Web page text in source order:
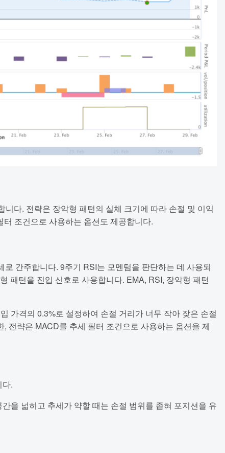
다. 전략은 장악형 패턴의 실체 크기에 따라 손절 및 이익
조건으로 사용하는 옵션도 제공합니다.
간주합니다. 9주기 RSI는 모멘텀을 판단하는 데 사용되
패턴을 진입 신호로 사용합니다. EMA, RSI, 장악형 패턴
가격의 0.3%로 설정하여 손절 거리가 너무 작아 잦은 손절
전략은 MACD를 추세 필터 조건으로 사용하는 옵션을 제
.
을 넓히고 추세가 약할 때는 손절 범위를 좁혀 포지션을 유